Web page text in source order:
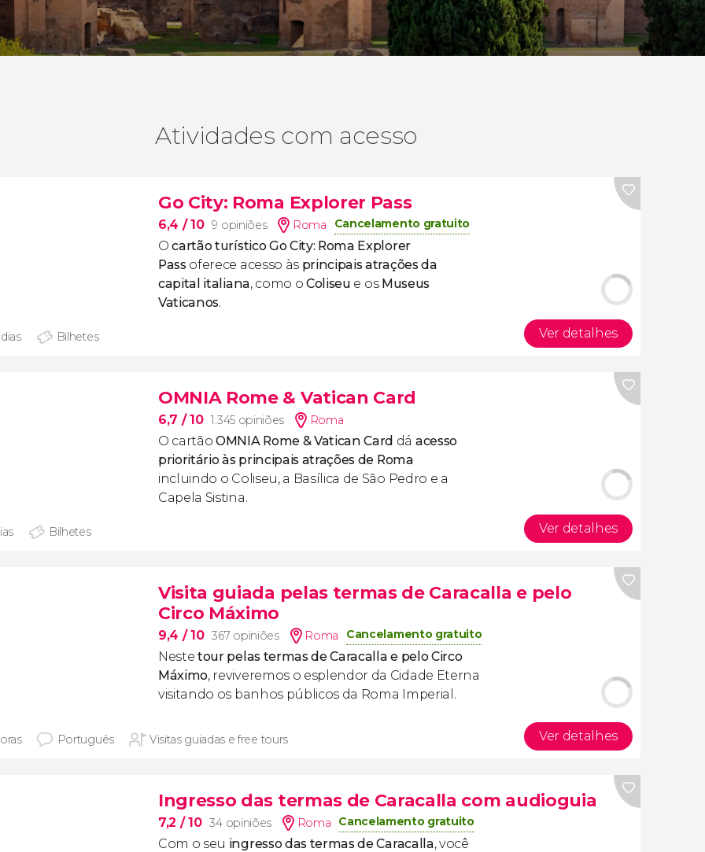
Atividades com acesso
Go City: Roma Explorer Pass
6,4 / 10 9 opiniões Roma Cancelamento gratuito
Ocartão turístico Go City: Roma Explorer
Passoferece acesso às principais atrações da
capital italiana, como o Coliseu e os Museus
Vaticanos.
Bilhetes Ver detalhes
OMNIA Rome & Vatican Card
6,7 / 10 1.345 opiniões Roma
O cartãoOMNIA Rome & Vatican Card dá acesso
prioritário às principais atrações de Roma
incluindo o Coliseu, a Basílica de São Pedro e a
Capela Sistina.
Bilhetes Ver detalhes
Visita guiada pelas termas de Caracalla e pelo
Circo Máximo
9,4 / 10 367 opiniões Roma Cancelamento gratuito
Neste tour pelas termas de Caracalla e pelo Circo
Máximo, reviveremos o esplendor da Cidade Eterna
visitando os banhos públicos da Roma Imperial.
Português Visitas guiadas e free tours Ver detalhes
Ingresso das termas de Caracalla com audioguia
7,2 / 10 34 opiniões Roma Cancelamento gratuito
Com o seu ingresso das termas de Caracalla, você